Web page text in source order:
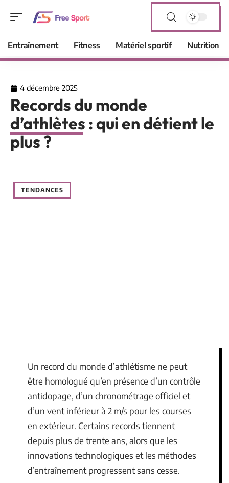
Entraînement Fitness Matériel sportif Nutrition
4 décembre 2025
Records du monde
d’athlètes : qui en détient le
plus ?
TENDANCES
Un record du monde d’athlétisme ne peut
être homologué qu’en présence d’un contrôle
antidopage, d’un chronométrage officiel et
d’un vent inférieur à 2 m/s pour les courses
en extérieur. Certains records tiennent
depuis plus de trente ans, alors que les
innovations technologiques et les méthodes
d’entraînement progressent sans cesse.